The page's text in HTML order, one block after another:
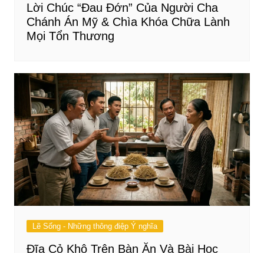
Lời Chúc “Đau Đớn” Của Người Cha
Chánh Án Mỹ & Chìa Khóa Chữa Lành
Mọi Tổn Thương
Lẽ Sống - Những thông điệp Ý nghĩa
Đĩa Cỏ Khô Trên Bàn Ăn Và Bài Học